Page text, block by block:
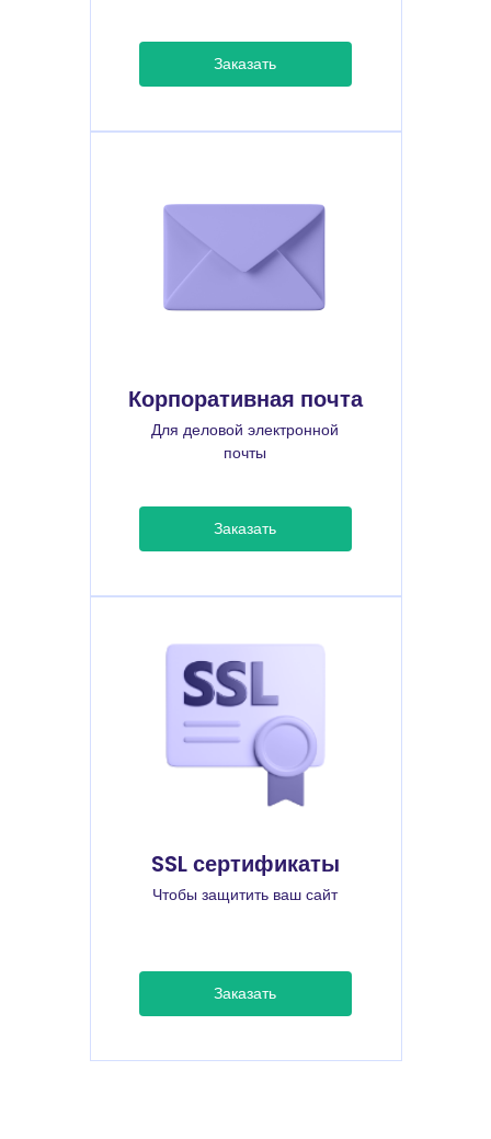
Заказать
Корпоративная почта
Для деловой электронной
почты
Заказать
SSL сертификаты
Чтобы защитить ваш сайт
Заказать